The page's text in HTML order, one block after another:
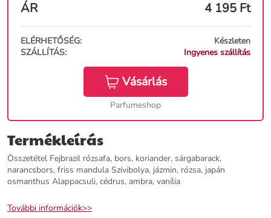
ÁR 4 195 Ft
ELÉRHETŐSÉG:
Készleten
SZÁLLÍTÁS:
Ingyenes szállítás
Vásárlás
Parfumeshop
Termékleírás
Összetétel Fejbrazil rózsafa, bors, koriander, sárgabarack,
narancsbors, friss mandula Szívibolya, jázmin, rózsa, japán
osmanthus Alappacsuli, cédrus, ambra, vanília
További információk>>